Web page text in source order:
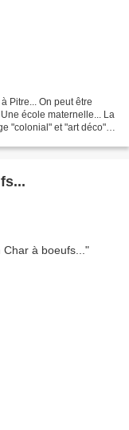
Pitre... On peut être
école maternelle... La
"colonial" et "art déco"...